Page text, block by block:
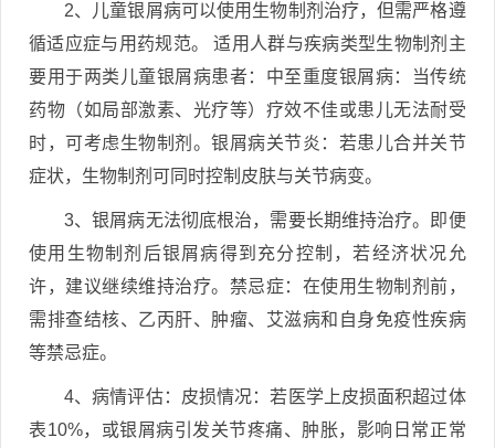
2、儿童银屑病可以使用生物制剂治疗，但需严格遵
循适应症与用药规范。 适用人群与疾病类型生物制剂主
要用于两类儿童银屑病患者：中至重度银屑病：当传统
药物（如局部激素、光疗等）疗效不佳或患儿无法耐受
时，可考虑生物制剂。银屑病关节炎：若患儿合并关节
症状，生物制剂可同时控制皮肤与关节病变。
3、银屑病无法彻底根治，需要长期维持治疗。即便
使用生物制剂后银屑病得到充分控制，若经济状况允
许，建议继续维持治疗。禁忌症：在使用生物制剂前，
需排查结核、乙丙肝、肿瘤、艾滋病和自身免疫性疾病
等禁忌症。
4、病情评估：皮损情况：若医学上皮损面积超过体
表10%，或银屑病引发关节疼痛、肿胀，影响日常正常